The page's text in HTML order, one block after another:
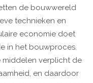
de bouwwereld
technieken en
economie doet
in het bouwproces.
middelen verplicht de
en daardoor